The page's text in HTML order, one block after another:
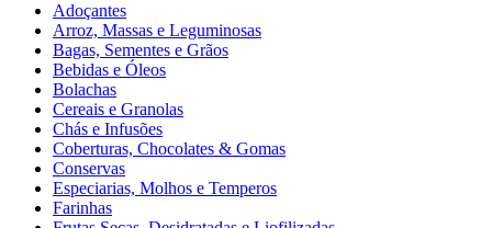
Adoçantes
Arroz, Massas e Leguminosas
Bagas, Sementes e Grãos
Bebidas e Óleos
Bolachas
Cereais e Granolas
Chás e Infusões
Coberturas, Chocolates & Gomas
Conservas
Especiarias, Molhos e Temperos
Farinhas